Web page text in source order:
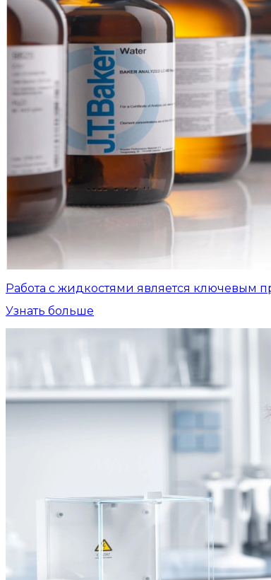
Работа с жидкостями является ключевым
Узнать больше